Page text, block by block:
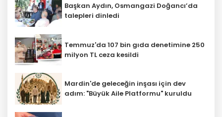
Başkan Aydın, Osmangazi Doğancı’da
talepleri dinledi
Temmuz'da 107 bin gıda denetimine 250
milyon TL ceza kesildi
Mardin'de geleceğin inşası için dev
adım: "Büyük Aile Platformu" kuruldu